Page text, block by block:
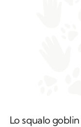
Lo squalo goblin